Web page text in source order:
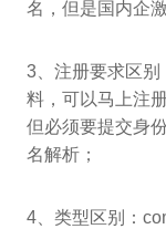
名，但是国内企
3、注册要求区别
料，可以马上注
但必须要提交身
名解析；
4、类型区别：